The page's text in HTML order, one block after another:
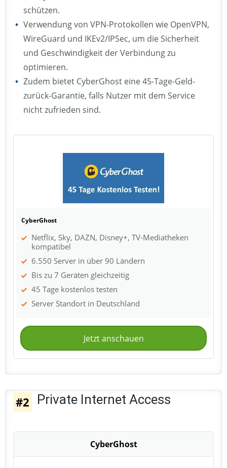
schützen.
Verwendung von VPN-Protokollen wie OpenVPN,
WireGuard und IKEv2/IPSec, um die Sicherheit
und Geschwindigkeit der Verbindung zu
optimieren.
Zudem bietet CyberGhost eine 45-Tage-Geld-
zurück-Garantie, falls Nutzer mit dem Service
nicht zufrieden sind.
CyberGhost
Netflix, Sky, DAZN, Disney+, TV-Mediatheken
kompatibel
6.550 Server in über 90 Ländern
Bis zu 7 Geräten gleichzeitig
45 Tage kostenlos testen
Server Standort in Deutschland
Jetzt anschauen
#2 Private Internet Access
CyberGhost